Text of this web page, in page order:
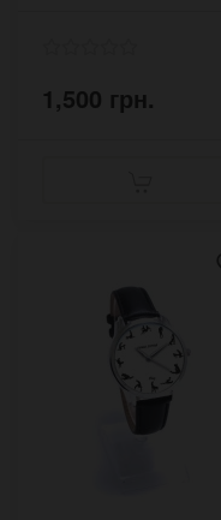
1,500 грн.